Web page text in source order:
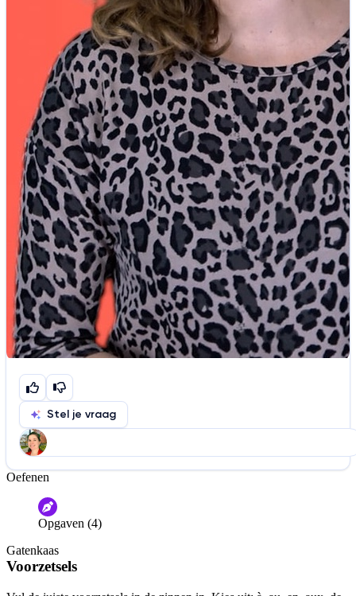
Stel je vraag
Help ons de video te verbeteren
De audio is slecht
Informatie is onjuist
De docent is te langdradig
Oefenen
Opgaven (4)
Gatenkaas
Voorzetsels